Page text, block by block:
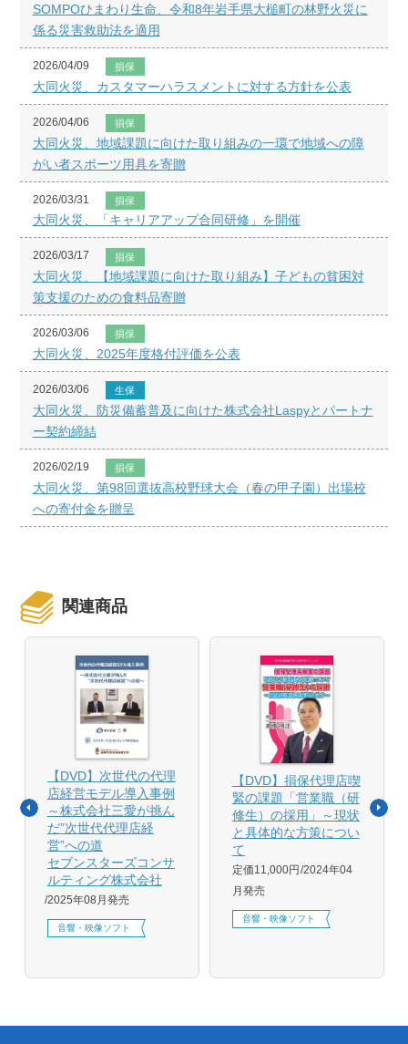
SOMPOひまわり生命、令和8年岩手県大槌町の林野火災に
係る災害救助法を適用
2026/04/09 損保
大同火災、カスタマーハラスメントに対する方針を公表
2026/04/06 損保
大同火災、地域課題に向けた取り組みの一環で地域への障
がい者スポーツ用具を寄贈
2026/03/31 損保
大同火災、「キャリアアップ合同研修」を開催
2026/03/17 損保
大同火災、【地域課題に向けた取り組み】子どもの貧困対
策支援のための食料品寄贈
2026/03/06 損保
大同火災、2025年度格付評価を公表
2026/03/06 生保
大同火災、防災備蓄普及に向けた株式会社Laspyとパートナ
ー契約締結
2026/02/19 損保
大同火災、第98回選抜高校野球大会（春の甲子園）出場校
への寄付金を贈呈
関連商品
【DVD】次世代の代理
店経営モデル導入事例
～株式会社三愛が挑ん
だ”次世代代理店経
営”への道
セブンスターズコンサ
ルティング株式会社
2025年08月発売
音響・映像ソフト
【DVD】損保代理店喫
緊の課題「営業職（研
修生）の採用」～現状
と具体的な方策につい
て
定価11,000円 2024年04
月発売
音響・映像ソフト